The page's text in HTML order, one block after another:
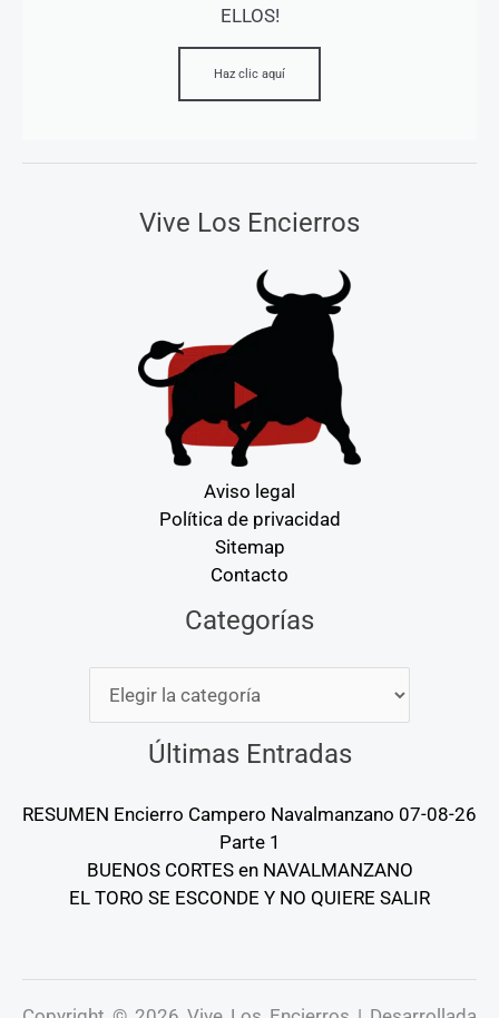
ELLOS!
Haz clic aquí
Vive Los Encierros
Aviso legal
Política de privacidad
Sitemap
Contacto
Categorías
Últimas Entradas
RESUMEN Encierro Campero Navalmanzano 07-08-26
Parte 1
BUENOS CORTES en NAVALMANZANO
EL TORO SE ESCONDE Y NO QUIERE SALIR